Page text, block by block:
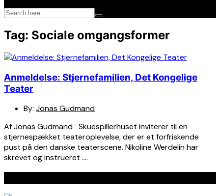
Tag: Sociale omgangsformer
Anmeldelse: Stjernefamilien, Det Kongelige
Teater
By: Jonas Gudmand
Af Jonas Gudmand Skuespillerhuset inviterer til en
stjernespækket teateroplevelse, der er et forfriskende
pust på den danske teaterscene. Nikoline Werdelin har
skrevet og instrueret ….